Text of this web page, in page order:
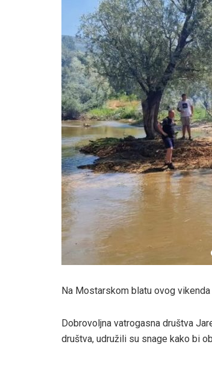
Na Mostarskom blatu ovog
Dobrovoljna vatrogasna društva
društva, udružili su snage kako bi